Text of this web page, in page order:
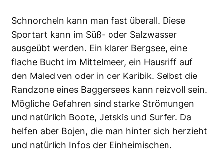
Schnorcheln kann man fast überall. Diese
Sportart kann im Süß- oder Salzwasser
ausgeübt werden. Ein klarer Bergsee, eine
flache Bucht im Mittelmeer, ein Hausriff auf
den Malediven oder in der Karibik. Selbst die
Randzone eines Baggersees kann reizvoll sein.
Mögliche Gefahren sind starke Strömungen
und natürlich Boote, Jetskis und Surfer. Da
helfen aber Bojen, die man hinter sich herzieht
und natürlich Infos der Einheimischen.